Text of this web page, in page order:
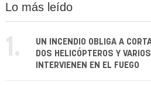
Lo más leído
1.
UN INCENDIO OBLIGA A
DOS HELICÓPTEROS Y
INTERVIENEN EN EL FUEGO